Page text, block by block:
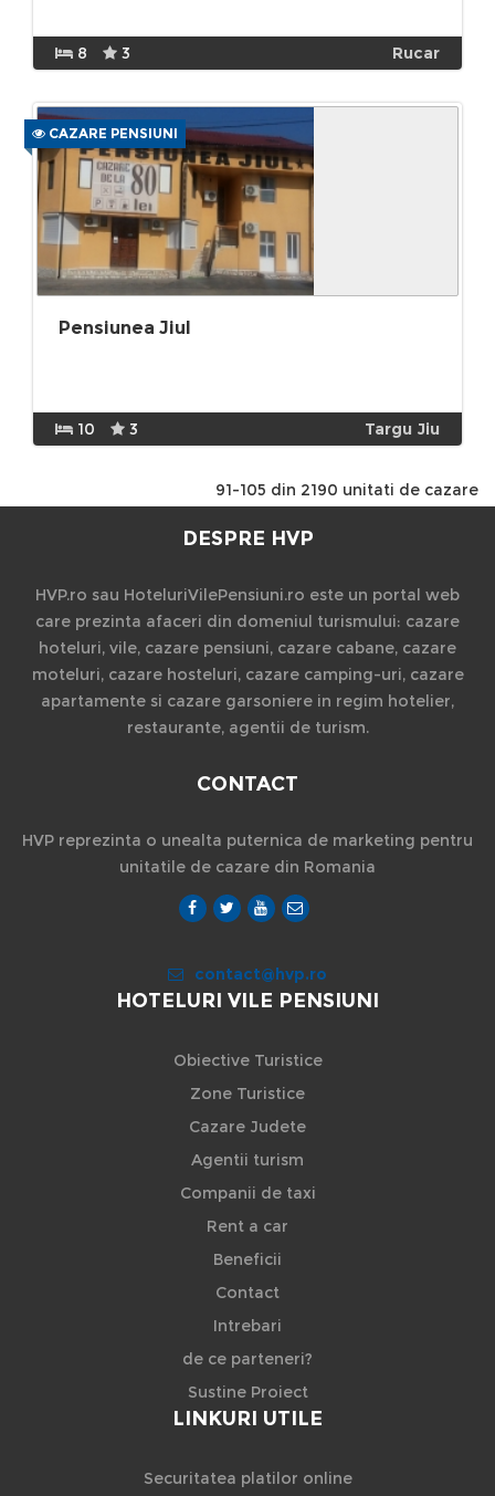
8 3 Rucar
CAZARE PENSIUNI
Pensiunea Jiul
10 3 Targu Jiu
91-105 din 2190 unitati de cazare
DESPRE HVP
HVP.ro sau HoteluriVilePensiuni.ro este un portal web
care prezinta afaceri din domeniul turismului: cazare
hoteluri, vile, cazare pensiuni, cazare cabane, cazare
moteluri, cazare hosteluri, cazare camping-uri, cazare
apartamente si cazare garsoniere in regim hotelier,
restaurante, agentii de turism.
CONTACT
HVP reprezinta o unealta puternica de marketing pentru
unitatile de cazare din Romania
contact@hvp.ro
HOTELURI VILE PENSIUNI
Obiective Turistice
Zone Turistice
Cazare Judete
Agentii turism
Companii de taxi
Rent a car
Beneficii
Contact
Intrebari
de ce parteneri?
Sustine Proiect
LINKURI UTILE
Securitatea platilor online